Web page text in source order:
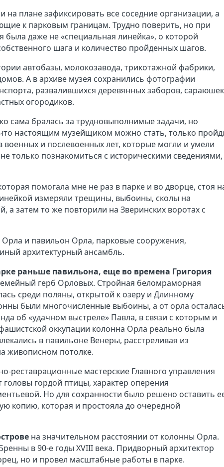
плане зафиксировать все соседние организации, а
к парковым границам. Трудно поверить, но при
даже не «специальная линейка», о которой
шага и количество пройденных шагов.
автобазы, молокозавода, трикотажной фабрики,
А в архиве музея сохранились фотографии
развалившихся деревянных заборов, сараюшек
огородиков.
сама бралась за трудновыполнимые задачи, но
настоящим музейщиком можно стать, только
и послевоенных лет, которые могли и умели
только познакомиться с историческими сведениями,
помогала мне не раз в парке и во дворце, стоя
измеряли трещины, выбоины, сколы на
а затем то же повторили на Зверинских воротах с
и павильон Орла, парковые сооружения,
архитектурный ансамбль.
раньше павильона, еще во времена Григория
герб Орловых. Стройная беломраморная
среди поляны, открытой к озеру и Длинному
были многочисленные выбоины, а от орла
об «удачном выстреле» Павла, в связи с которым и
оккупации колонна Орла реально была
в павильоне Венеры, расстреливая из
живописном потолке.
реставрационные мастерские Главного управления
гордой птицы, характер оперения
Но для сохранности было решено оставить
копию, которая и простояла до очередной
на значительном расстоянии от колонны Орла.
в 90-е годы XVIII века. Придворный архитектор
но и провел масштабные работы в парке.